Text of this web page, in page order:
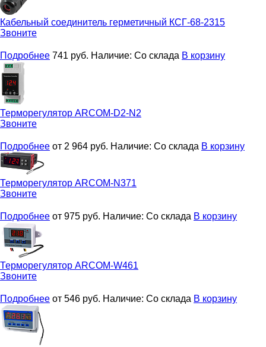
Кабельный соединитель герметичный КСГ-68-2315
Звоните
Подробнее 741 руб. Наличие: Со склада В корзину
Терморегулятор ARCOM-D2-N2
Звоните
Подробнее от 2 964 руб. Наличие: Со склада В корзину
Терморегулятор ARCOM-N371
Звоните
Подробнее от 975 руб. Наличие: Со склада В корзину
Терморегулятор ARCOM-W461
Звоните
Подробнее от 546 руб. Наличие: Со склада В корзину